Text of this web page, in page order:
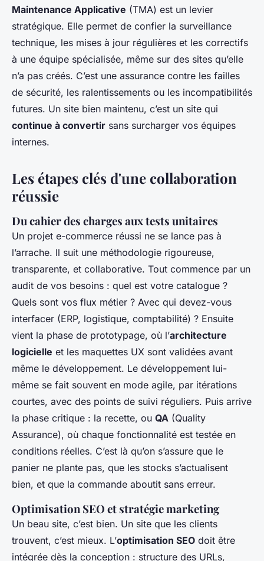
Maintenance Applicative (TMA) est un levier
stratégique. Elle permet de confier la surveillance
technique, les mises à jour régulières et les correctifs
à une équipe spécialisée, même sur des sites qu’elle
n’a pas créés. C’est une assurance contre les failles
de sécurité, les ralentissements ou les incompatibilités
futures. Un site bien maintenu, c’est un site qui
continue à convertir sans surcharger vos équipes
internes.
Les étapes clés d'une collaboration
réussie
Du cahier des charges aux tests unitaires
Un projet e-commerce réussi ne se lance pas à
l’arrache. Il suit une méthodologie rigoureuse,
transparente, et collaborative. Tout commence par un
audit de vos besoins : quel est votre catalogue ?
Quels sont vos flux métier ? Avec qui devez-vous
interfacer (ERP, logistique, comptabilité) ? Ensuite
vient la phase de prototypage, où l’architecture
logicielle et les maquettes UX sont validées avant
même le développement. Le développement lui-
même se fait souvent en mode agile, par itérations
courtes, avec des points de suivi réguliers. Puis arrive
la phase critique : la recette, ou QA (Quality
Assurance), où chaque fonctionnalité est testée en
conditions réelles. C’est là qu’on s’assure que le
panier ne plante pas, que les stocks s’actualisent
bien, et que la commande aboutit sans erreur.
Optimisation SEO et stratégie marketing
Un beau site, c’est bien. Un site que les clients
trouvent, c’est mieux. L’optimisation SEO doit être
intégrée dès la conception : structure des URLs,